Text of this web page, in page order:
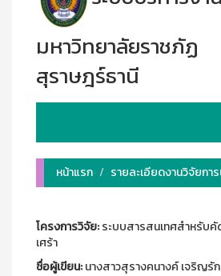
มหาวิทยาลัยราชภัฏ
สุราษฎร์ธานี
หน้าแรก
รายละเอียดงานวิจัยกา
โครงการวิจัย:ระบบสารสนเทศสำหรับ
เศร้า
ชื่อผู้เขียน:นางสาวสุรางคนางค์ เจริญรั